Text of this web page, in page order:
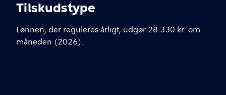
Tilskudstype
Lønnen, der reguleres årligt, udgør 28.330 kr. om
måneden (2026).